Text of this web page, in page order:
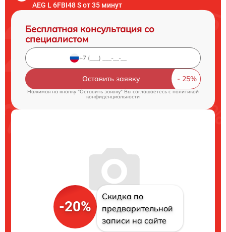
AEG L 6FBI48 S от 35 минут
Бесплатная консультация со
специалистом
Оставить заявку
Нажимая на кнопку "Оставить заявку" Вы соглашаетесь cполитикой
конфиденциальности
-20%
Скидка по
предварительной
записи на сайте